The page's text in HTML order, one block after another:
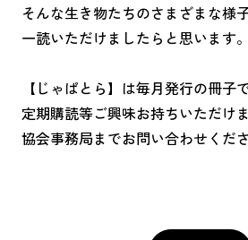
そんな生き物たちのさまざまな様
一読いただけましたらと思います。
【じゃぱとら】は毎月発行の冊子で
定期購読等ご興味お持ちいただけ
協会事務局までお問い合わせくださ